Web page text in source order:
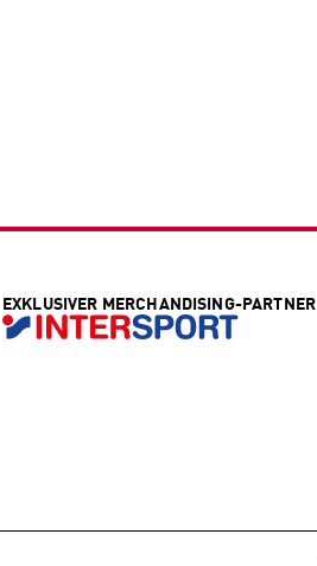
EXKLUSIVER MERCHANDISING-PARTNER